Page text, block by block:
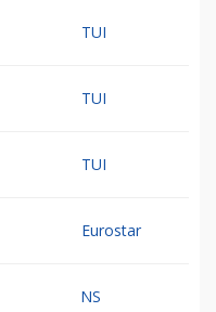
TUI
TUI
TUI
Eurostar
NS